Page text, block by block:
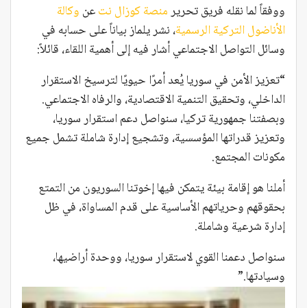
ووفقاً لما نقله فريق تحريرمنصة كوزال نتعن وكالة
الأناضول التركية الرسمية، نشر يلماز بياناً على حسابه في
وسائل التواصل الاجتماعي أشار فيه إلى أهمية اللقاء، قائلاً:
“تعزيز الأمن في سوريا يُعد أمرًا حيويًا لترسيخ الاستقرار
الداخلي، وتحقيق التنمية الاقتصادية، والرفاه الاجتماعي.
وبصفتنا جمهورية تركيا، سنواصل دعم استقرار سوريا،
وتعزيز قدراتها المؤسسية، وتشجيع إدارة شاملة تشمل جميع
مكونات المجتمع.
أملنا هو إقامة بيئة يتمكن فيها إخوتنا السوريون من التمتع
بحقوقهم وحرياتهم الأساسية على قدم المساواة، في ظل
إدارة شرعية وشاملة.
سنواصل دعمنا القوي لاستقرار سوريا، ووحدة أراضيها،
وسيادتها.”